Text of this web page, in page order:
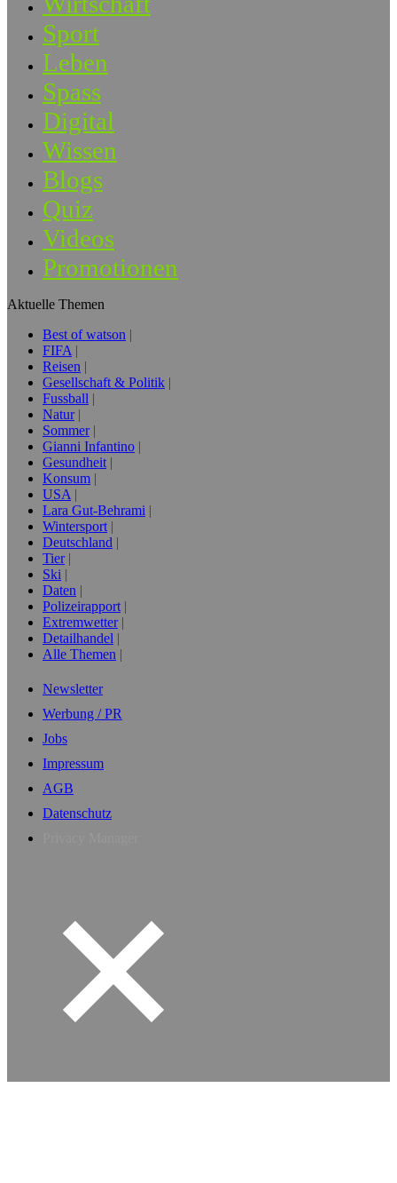
Sport
Leben
Spass
Digital
Wissen
Blogs
Quiz
Videos
Promotionen
Aktuelle Themen
Best of watson
FIFA
Reisen
Gesellschaft & Politik
Fussball
Natur
Sommer
Gianni Infantino
Gesundheit
Konsum
USA
Lara Gut-Behrami
Wintersport
Deutschland
Tier
Ski
Daten
Polizeirapport
Extremwetter
Detailhandel
Alle Themen
Newsletter
Werbung / PR
Jobs
Impressum
AGB
Datenschutz